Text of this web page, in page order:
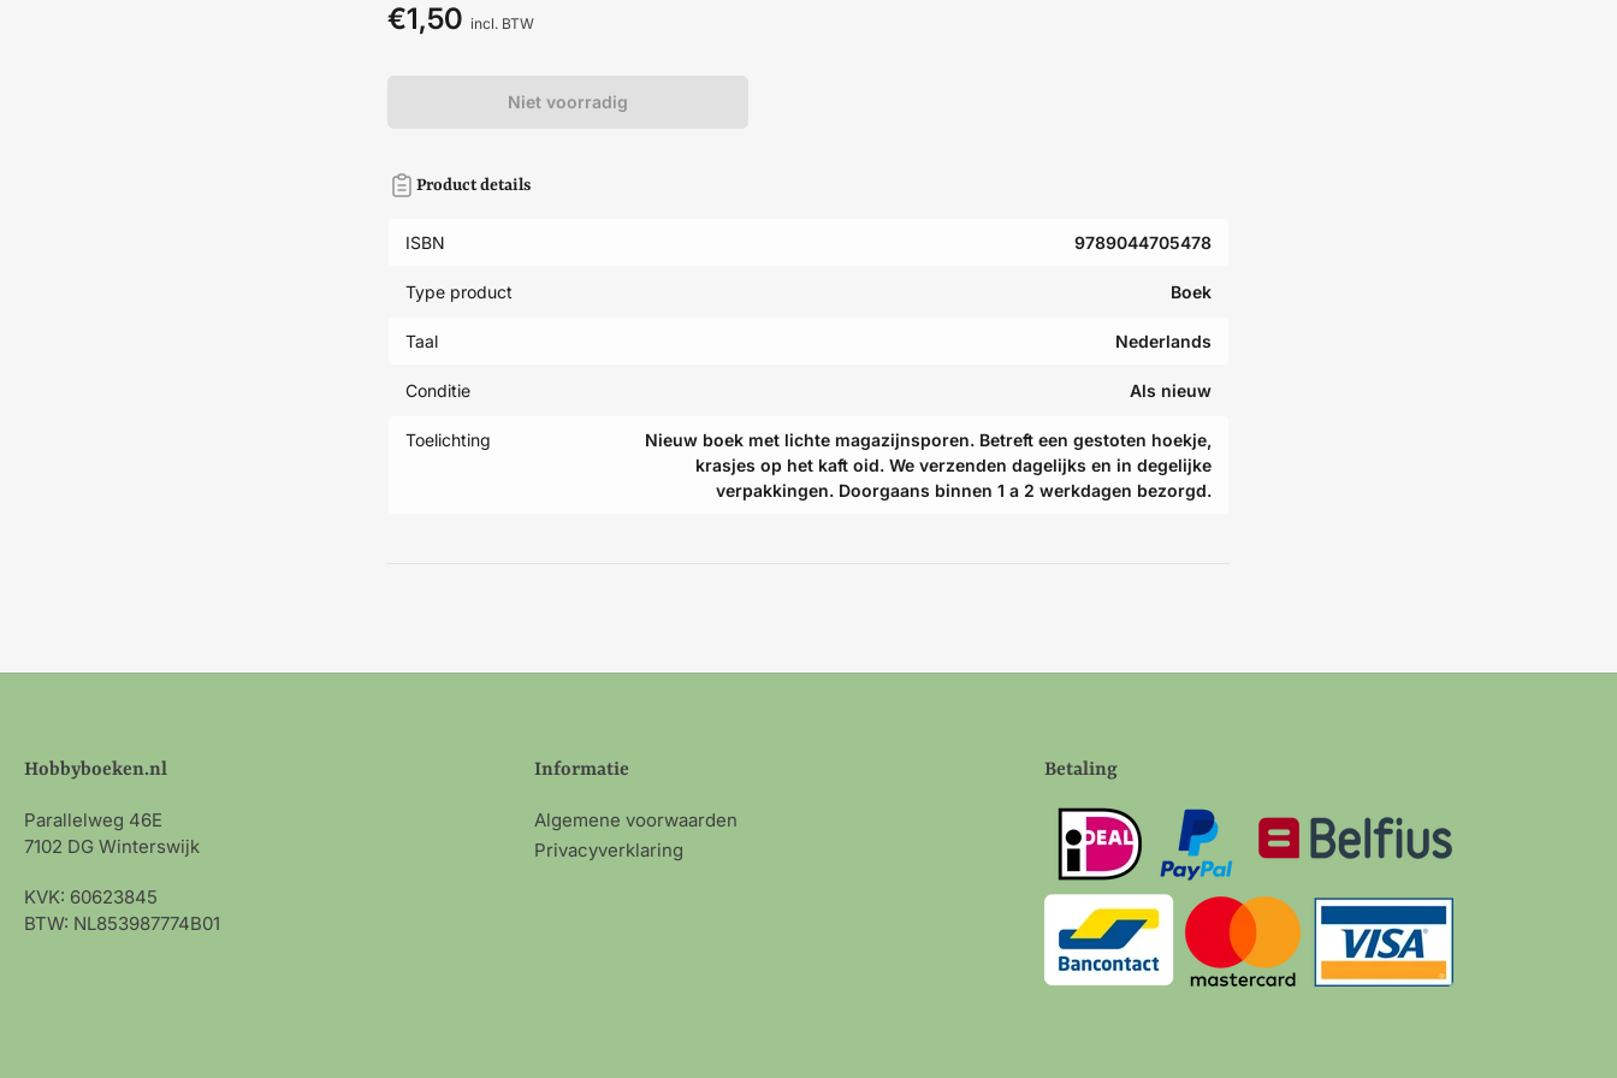
Normale
prijs
€1,50 incl. BTW
Niet voorradig
Product details
ISBN 9789044705478
Type product Boek
Taal Nederlands
Conditie Als nieuw
Toelichting
Nieuw boek met lichte magazijnsporen. Betreft een gestoten hoekje,
krasjes op het kaft oid. We verzenden dagelijks en in degelijke
verpakkingen. Doorgaans binnen 1 a 2 werkdagen bezorgd.
Hobbyboeken.nl
Parallelweg 46E
7102 DG Winterswijk
KVK: 60623845
BTW: NL853987774B01
Informatie
Algemene voorwaarden
Privacyverklaring
Betaling